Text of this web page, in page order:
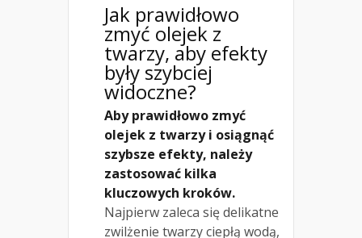
Jak prawidłowo
zmyć olejek z
twarzy, aby efekty
były szybciej
widoczne?
Aby prawidłowo zmyć
olejek z twarzy i osiągnąć
szybsze efekty, należy
zastosować kilka
kluczowych kroków.
Najpierw zaleca się delikatne
zwilżenie twarzy ciepłą wodą,